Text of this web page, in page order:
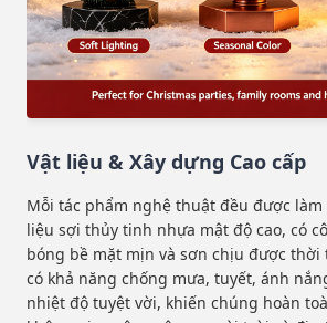
Vật liệu & Xây dựng Cao cấp
Mỗi tác phẩm nghệ thuật đều được
liệu sợi thủy tinh nhựa mật độ cao, có
bóng bề mặt mịn và sơn chịu được
có khả năng chống mưa, tuyết, ánh
nhiệt độ tuyệt vời, khiến chúng hoàn